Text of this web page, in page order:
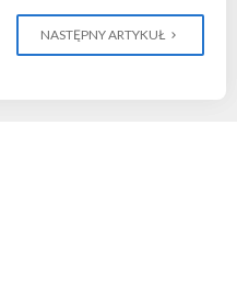
NASTĘPNY ARTYKUŁ